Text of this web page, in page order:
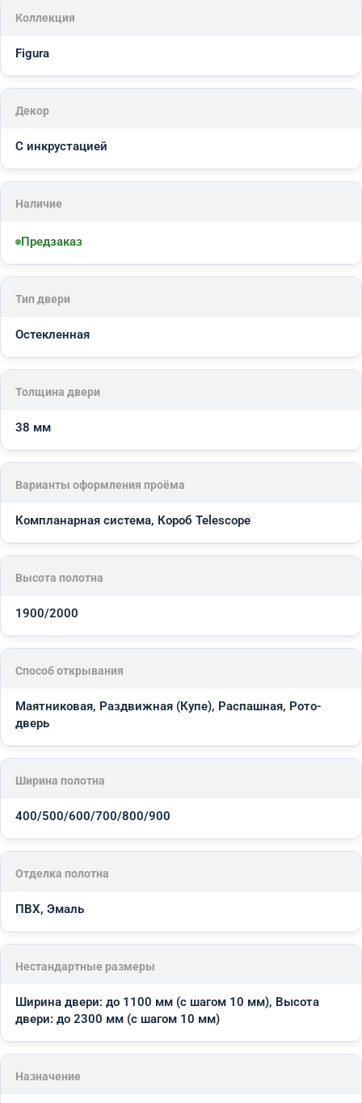
Коллекция
Figura
Декор
С инкрустацией
Наличие
Предзаказ
Тип двери
Остекленная
Толщина двери
38 мм
Варианты оформления проёма
Компланарная система, Короб Telescope
Высота полотна
1900/2000
Способ открывания
Маятниковая, Раздвижная (Купе), Распашная, Рото-
дверь
Ширина полотна
400/500/600/700/800/900
Отделка полотна
ПВХ, Эмаль
Нестандартные размеры
Ширина двери: до 1100 мм (с шагом 10 мм), Высота
двери: до 2300 мм (с шагом 10 мм)
Назначение